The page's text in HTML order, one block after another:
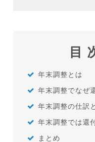
目
年末調整とは
年末調整でなぜ
年末調整の仕訳
年末調整では還
まとめ